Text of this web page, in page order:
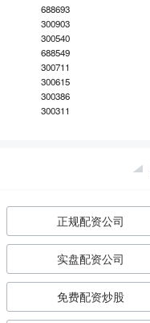
688693
300903
300540
688549
300711
300615
300386
300311
正规配资公司
实盘配资公司
免费配资炒股